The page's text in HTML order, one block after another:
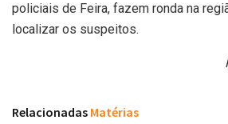
policiais de Feira, fazem ronda na
localizar os suspeitos.
Relacionadas Matérias